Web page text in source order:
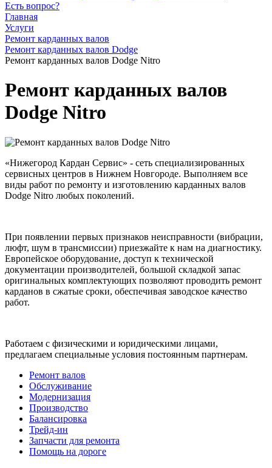
Есть вопрос?
Главная
Услуги
Ремонт карданных валов
Ремонт карданных валов Dodge
Ремонт карданных валов Dodge Nitro
Ремонт карданных валов
Dodge Nitro
«Нижегород Кардан Сервис» - сеть специализированных
сервисных центров в Нижнем Новгороде. Выполняем все
виды работ по ремонту и изготовлению карданных валов
Dodge Nitro любых поколений.
При появлении первых признаков неисправности (вибрации,
люфт, шум в трансмиссии) приезжайте к нам на диагностику.
Европейское оборудование, доступ к технической
документации производителей, большой складкой запас
оригинальных комплектующих позволяют проводить ремонт
карданов в сжатые сроки, обеспечивая заводское качество
работ.
Работаем с физическими и юридическими лицами,
предлагаем специальные условия постоянным партнерам.
Ремонт валов
Обслуживание
Модернизация
Производство
Балансировка
Трейд-ин
Запчасти для ремонта
Помощь на дороге